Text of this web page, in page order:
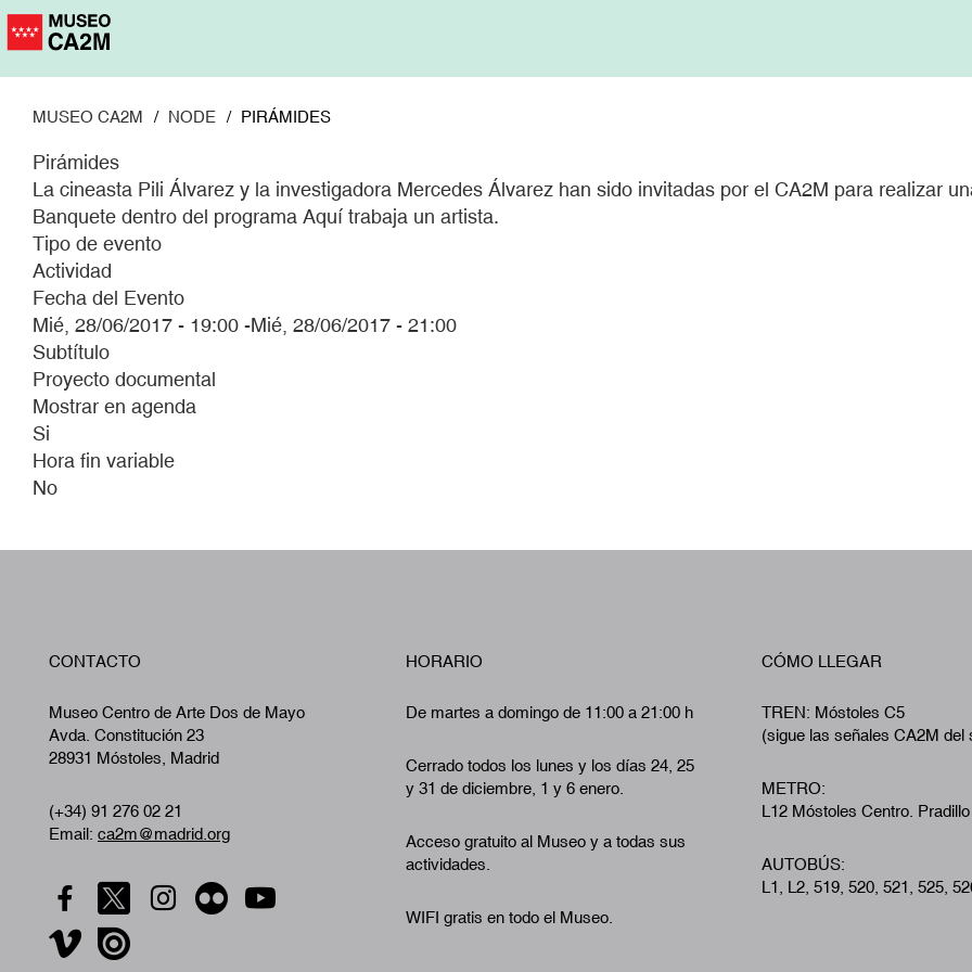
Pasar
MUSEO CA2M NODE PIRÁMIDES
Pirámides
La cineasta Pili Álvarez y la investigadora Mercedes Álvarez han sido invitadas por el CA2M para realizar
Banquete dentro del programa Aquí trabaja un artista.
Tipo de evento
Actividad
Fecha del Evento
Mié, 28/06/2017 - 19:00 -Mié, 28/06/2017 - 21:00
Subtítulo
Proyecto documental
Mostrar en agenda
Si
Hora fin variable
No
CONTACTO
Museo Centro de Arte Dos de Mayo
Avda. Constitución 23
28931 Móstoles, Madrid
(+34) 91 276 02 21
Email: ca2m@madrid.org
HORARIO
De martes a domingo de 11:00 a 21:00 h
Cerrado todos los lunes y los días 24, 25
y 31 de diciembre, 1 y 6 enero.
Acceso gratuito al Museo y a todas sus
actividades.
WIFI gratis en todo el Museo.
CÓMO LLEGAR
TREN: Móstoles C5
(sigue las señales CA2M del
METRO:
L12 Móstoles Centro. Pradillo
AUTOBÚS:
L1, L2, 519, 520, 521, 525,